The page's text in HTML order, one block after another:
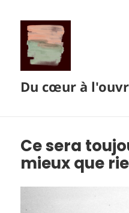
Du cœur à
Ce sera
mieux que